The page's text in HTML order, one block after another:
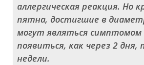
аллергическая реакция. Но
пятна, достигшие в
могут являться
появиться, как через 2 дня,
недели.